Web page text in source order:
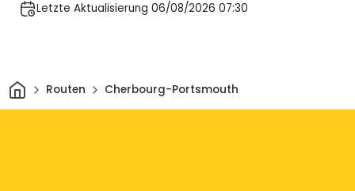
Letzte Aktualisierung 06/08/2026 07:30
HeimRouten Cherbourg-Portsmouth